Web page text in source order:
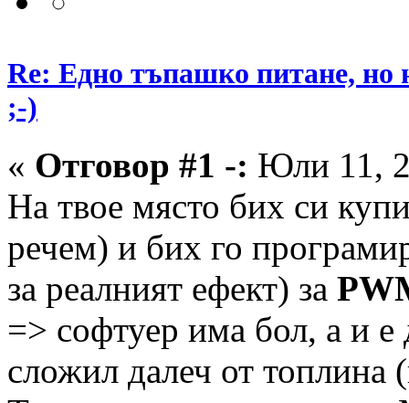
Re: Едно тъпашко питане, но
;-)
« Отговор #1 -: Юли 11,
На твое място бих си
речем) и бих го
за реалният ефект) за
=> софтуер има бол, а и е
сложил далеч от топлина